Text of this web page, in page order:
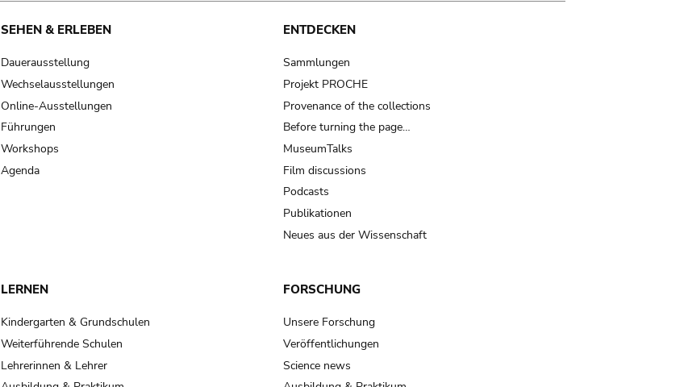
SEHEN & ERLEBEN
Dauerausstellung
Wechselausstellungen
Online-Ausstellungen
Führungen
Workshops
Agenda
ENTDECKEN
Sammlungen
Projekt PROCHE
Provenance of the collections
Before turning the page…
MuseumTalks
Film discussions
Podcasts
Publikationen
Neues aus der Wissenschaft
LERNEN
Kindergarten & Grundschulen
Weiterführende Schulen
Lehrerinnen & Lehrer
FORSCHUNG
Unsere Forschung
Veröffentlichungen
Science news